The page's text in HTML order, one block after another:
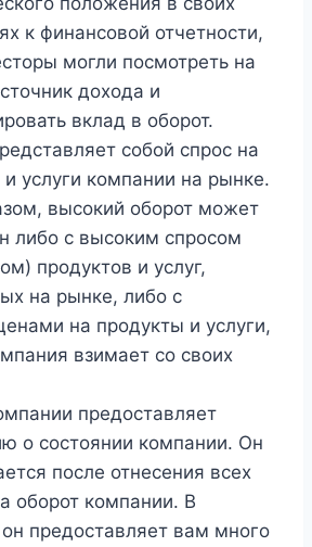
к финансовой отчетности,
могли посмотреть на
дохода и
вклад в оборот.
собой спрос на
услуги компании на рынке.
высокий оборот может
либо с высоким спросом
продуктов и услуг,
на рынке, либо с
на продукты и услуги,
взимает со своих
предоставляет
о состоянии компании. Он
после отнесения всех
оборот компании. В
он предоставляет вам много